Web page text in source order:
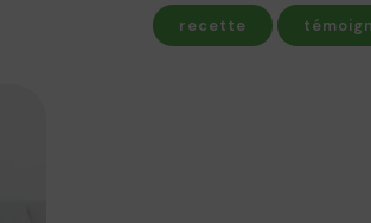
recette